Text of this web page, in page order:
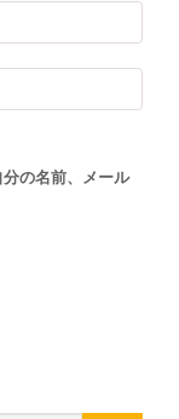
の名前、メール